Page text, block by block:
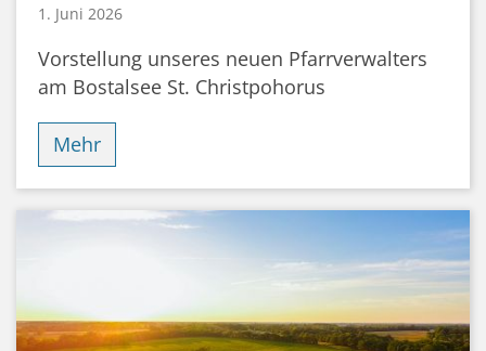
1. Juni 2026
Vorstellung unseres neuen Pfarrverwalters
am Bostalsee St. Christpohorus
Mehr